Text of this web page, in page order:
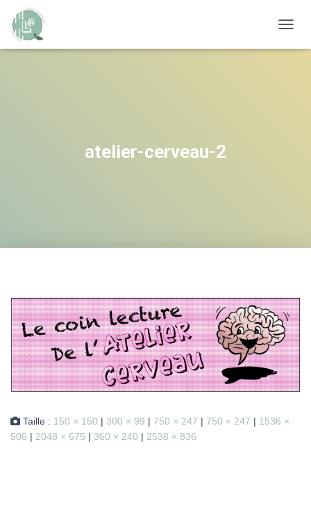
atelier-cerveau-2
Taille : 150 × 150 | 300 × 99 | 750 × 247 | 750 × 247 | 1536 ×
506 | 2048 × 675 | 360 × 240 | 2538 × 836